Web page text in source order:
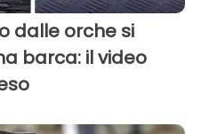
dalle orche si
barca: il video